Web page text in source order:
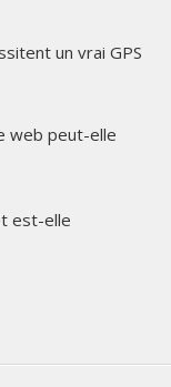
un vrai GPS
web peut-elle
est-elle